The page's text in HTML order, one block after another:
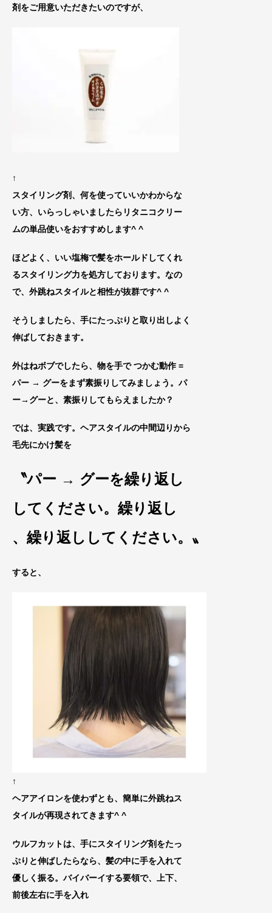
剤をご用意いただきたいのですが、
↑
スタイリング剤、何を使っていいかわからな
い方、いらっしゃいましたらリタニコクリー
ムの単品使いをおすすめします^ ^
ほどよく、いい塩梅で髪をホールドしてくれ
るスタイリング力を処方しております。なの
で、 外跳ねスタイルと相性が抜群です^ ^
そうしましたら、手にたっぷりと取り出しよく
伸ばしておきます。
外はねボブでしたら、物を手で つかむ動作 =
パー → グーをまず素振りしてみましょう 。パ
ー→グーと、素振りしてもらえましたか？
では、実践です。ヘアスタイルの中間辺りから
毛先にかけ髪を
〝パー → グーを繰り返し
してください。繰り返し
、繰り返ししてください。〟
すると、
↑
ヘアアイロンを使わずと も、簡単に外跳ねス
タイルが再現されてきます^ ^
ウルフカットは、手にスタイリング剤をたっ
ぷりと伸ばしたらなら、髪の中に手を入れて
優しく振る。バイバーイする要領で、上下、
前後左右に手を入れ